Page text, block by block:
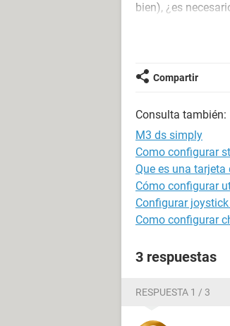
bien), ¿es
bien por dónde
nada, ni idea.
Compartir
Consulta también:
M3 ds simply
Como configurar
Que es una tarjeta
Cómo configurar
Configurar
Como configurar
3 respuestas
RESPUESTA 1 / 3